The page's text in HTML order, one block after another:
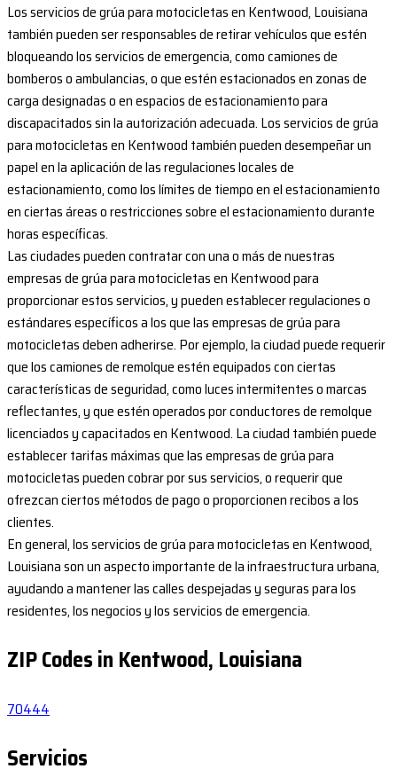
Los servicios de grúa para motocicletas en Kentwood, Louisiana
también pueden ser responsables de retirar vehículos que estén
bloqueando los servicios de emergencia, como camiones de
bomberos o ambulancias, o que estén estacionados en zonas de
carga designadas o en espacios de estacionamiento para
discapacitados sin la autorización adecuada. Los servicios de grúa
para motocicletas en Kentwood también pueden desempeñar un
papel en la aplicación de las regulaciones locales de
estacionamiento, como los límites de tiempo en el estacionamiento
en ciertas áreas o restricciones sobre el estacionamiento durante
horas específicas.
Las ciudades pueden contratar con una o más de nuestras
empresas de grúa para motocicletas en Kentwood para
proporcionar estos servicios, y pueden establecer regulaciones o
estándares específicos a los que las empresas de grúa para
motocicletas deben adherirse. Por ejemplo, la ciudad puede requerir
que los camiones de remolque estén equipados con ciertas
características de seguridad, como luces intermitentes o marcas
reflectantes, y que estén operados por conductores de remolque
licenciados y capacitados en Kentwood. La ciudad también puede
establecer tarifas máximas que las empresas de grúa para
motocicletas pueden cobrar por sus servicios, o requerir que
ofrezcan ciertos métodos de pago o proporcionen recibos a los
clientes.
En general, los servicios de grúa para motocicletas en Kentwood,
Louisiana son un aspecto importante de la infraestructura urbana,
ayudando a mantener las calles despejadas y seguras para los
residentes, los negocios y los servicios de emergencia.
ZIP Codes in Kentwood, Louisiana
70444
Servicios